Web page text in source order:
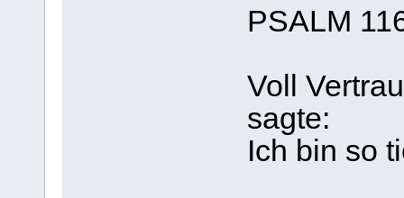
PSALM
Voll
sagte:
Ich bin so